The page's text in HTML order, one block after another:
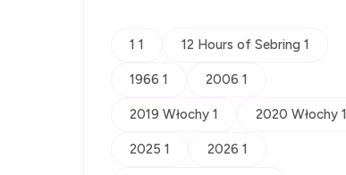
1 1 12 Hours of Sebring 1
1966 1 2006 1
2019 Włochy 1 2020 Włochy 1
2025 1 2026 1